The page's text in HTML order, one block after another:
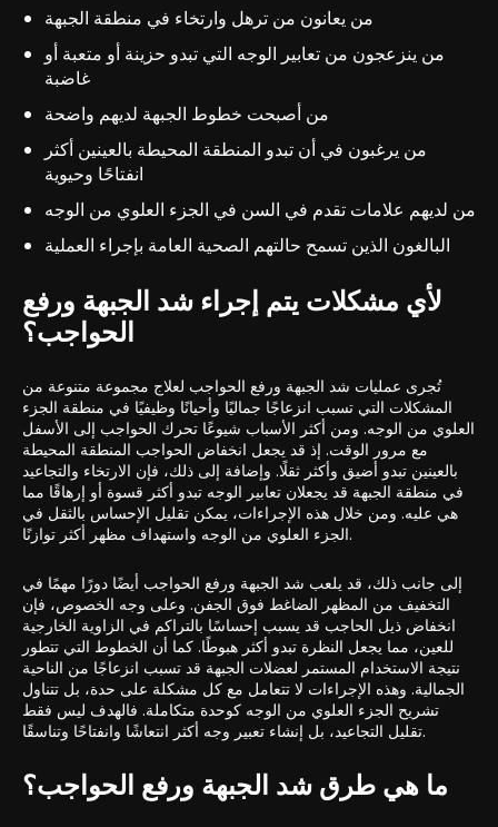
من يعانون من ترهل وارتخاء في منطقة الجبهة
من ينزعجون من تعابير الوجه التي تبدو حزينة أو متعبة أو
غاضبة
من أصبحت خطوط الجبهة لديهم واضحة
من يرغبون في أن تبدو المنطقة المحيطة بالعينين أكثر
انفتاحًا وحيوية
من لديهم علامات تقدم في السن في الجزء العلوي من الوجه
البالغون الذين تسمح حالتهم الصحية العامة بإجراء العملية
لأي مشكلات يتم إجراء شد الجبهة ورفع
الحواجب؟
تُجرى عمليات شد الجبهة ورفع الحواجب لعلاج مجموعة متنوعة من
المشكلات التي تسبب انزعاجًا جماليًا وأحيانًا وظيفيًا في منطقة الجزء
العلوي من الوجه. ومن أكثر الأسباب شيوعًا تحرك الحواجب إلى الأسفل
مع مرور الوقت. إذ قد يجعل انخفاض الحواجب المنطقة المحيطة
بالعينين تبدو أضيق وأكثر ثقلًا. وإضافة إلى ذلك، فإن الارتخاء والتجاعيد
في منطقة الجبهة قد يجعلان تعابير الوجه تبدو أكثر قسوة أو إرهاقًا مما
هي عليه. ومن خلال هذه الإجراءات، يمكن تقليل الإحساس بالثقل في
الجزء العلوي من الوجه واستهداف مظهر أكثر توازنًا.
إلى جانب ذلك، قد يلعب شد الجبهة ورفع الحواجب أيضًا دورًا مهمًا في
التخفيف من المظهر الضاغط فوق الجفن. وعلى وجه الخصوص، فإن
انخفاض ذيل الحاجب قد يسبب إحساسًا بالتراكم في الزاوية الخارجية
للعين، مما يجعل النظرة تبدو أكثر هبوطًا. كما أن الخطوط التي تتطور
نتيجة الاستخدام المستمر لعضلات الجبهة قد تسبب انزعاجًا من الناحية
الجمالية. وهذه الإجراءات لا تتعامل مع كل مشكلة على حدة، بل تتناول
تشريح الجزء العلوي من الوجه كوحدة متكاملة. فالهدف ليس فقط
تقليل التجاعيد، بل إنشاء تعبير وجه أكثر انتعاشًا وانفتاحًا وتناسقًا.
ما هي طرق شد الجبهة ورفع الحواجب؟